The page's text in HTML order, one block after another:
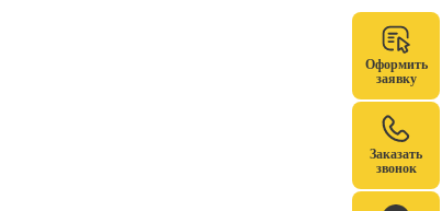
Оформить
заявку
Заказать
звонок